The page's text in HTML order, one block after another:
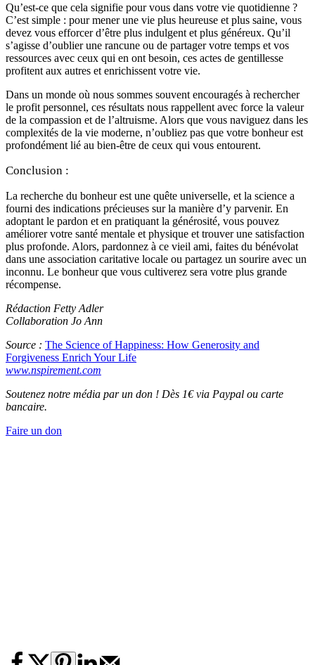
Qu’est-ce que cela signifie pour vous dans votre vie quotidienne ?
C’est simple : pour mener une vie plus heureuse et plus saine, vous
devez vous efforcer d’être plus indulgent et plus généreux. Qu’il
s’agisse d’oublier une rancune ou de partager votre temps et vos
ressources avec ceux qui en ont besoin, ces actes de gentillesse
profitent aux autres et enrichissent votre vie.
Dans un monde où nous sommes souvent encouragés à rechercher
le profit personnel, ces résultats nous rappellent avec force la valeur
de la compassion et de l’altruisme. Alors que vous naviguez dans les
complexités de la vie moderne, n’oubliez pas que votre bonheur est
profondément lié au bien-être de ceux qui vous entourent.
Conclusion :
La recherche du bonheur est une quête universelle, et la science a
fourni des indications précieuses sur la manière d’y parvenir. En
adoptant le pardon et en pratiquant la générosité, vous pouvez
améliorer votre santé mentale et physique et trouver une satisfaction
plus profonde. Alors, pardonnez à ce vieil ami, faites du bénévolat
dans une association caritative locale ou partagez un sourire avec un
inconnu. Le bonheur que vous cultiverez sera votre plus grande
récompense.
Rédaction Fetty Adler
Collaboration Jo Ann
Source : The Science of Happiness: How Generosity and
Forgiveness Enrich Your Life
www.nspirement.com
Soutenez notre média par un don ! Dès 1€ via Paypal ou carte
bancaire.
Faire un don